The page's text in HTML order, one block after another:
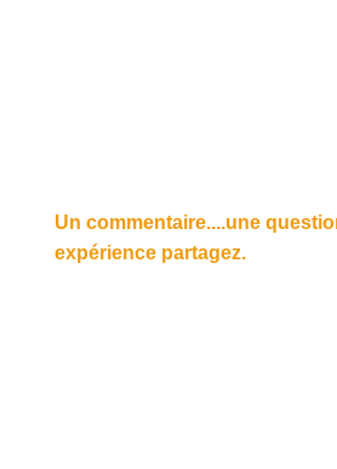
Un commentaire....une
expérience partagez.